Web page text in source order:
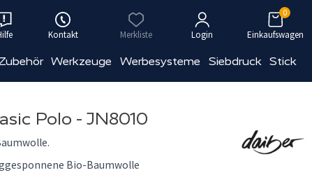
Kontakt Merkliste Login Einkaufswagen
0
Werkzeuge Werbesysteme Siebdruck Stick
Polo - JN8010
Bio-Baumwolle